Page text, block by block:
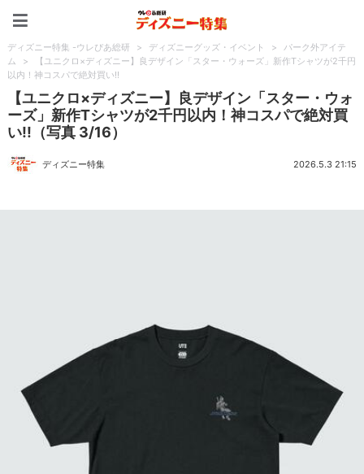
ディズニー特集 -ウレぴあ総研 > ディズニーグッズ・イベント >
パーク外アイテ
ム
>
【ユニクロ×ディズニー】良デザイン「スター・ウォーズ」新作Tシャツが2千円
以内！神コスパで絶対買い!!
【ユニクロ×ディズニー】良デザイン「スター・ウォ
ーズ」新作Tシャツが2千円以内！神コスパで絶対買
い!!（写真 3/16）
ディズニー特集 2026.5.3 21:15